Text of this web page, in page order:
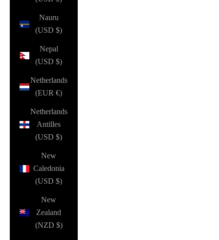
Nauru
(USD $)
Nepal
(USD $)
Netherlands
(EUR €)
Netherlands
Antilles
(USD $)
New
Caledonia
(USD $)
New
Zealand
(NZD $)